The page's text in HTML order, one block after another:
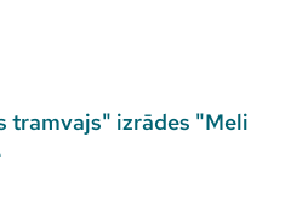
tramvajs" izrādes "Meli